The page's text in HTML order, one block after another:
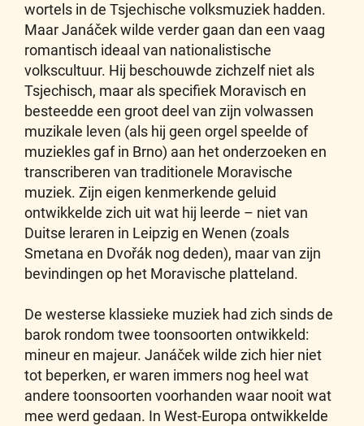
wortels in de Tsjechische volksmuziek hadden.
Maar Janáček wilde verder gaan dan een vaag
romantisch ideaal van nationalistische
volkscultuur. Hij beschouwde zichzelf niet als
Tsjechisch, maar als specifiek Moravisch en
besteedde een groot deel van zijn volwassen
muzikale leven (als hij geen orgel speelde of
muziekles gaf in Brno) aan het onderzoeken en
transcriberen van traditionele Moravische
muziek. Zijn eigen kenmerkende geluid
ontwikkelde zich uit wat hij leerde – niet van
Duitse leraren in Leipzig en Wenen (zoals
Smetana en Dvořák nog deden), maar van zijn
bevindingen op het Moravische platteland.
De westerse klassieke muziek had zich sinds de
barok rondom twee toonsoorten ontwikkeld:
mineur en majeur. Janáček wilde zich hier niet
tot beperken, er waren immers nog heel wat
andere toonsoorten voorhanden waar nooit wat
mee werd gedaan. In West-Europa ontwikkelde